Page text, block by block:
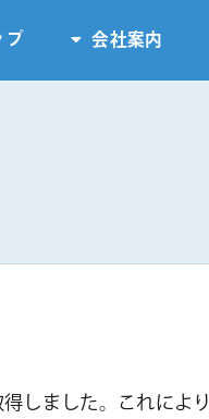
プ 会社案内
しました。これによ